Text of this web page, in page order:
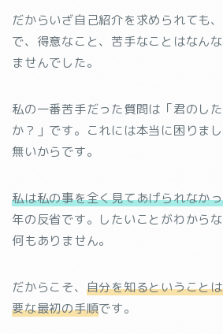
だからいざ自己紹介を求められても
で、得意なこと、苦手なことはなん
ませんでした。
私の一番苦手だった質問は「君のし
か？」です。これには本当に困りま
無いからです。
私は私の事を全く見てあげられなか
年の反省です。したいことがわから
何もありません。
だからこそ、 自分を知るということ
要な最初の手順です。